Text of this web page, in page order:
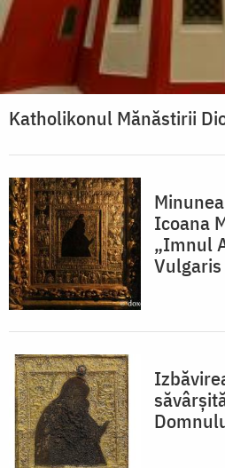
Katholikonul Mănăstirii
Icoana
„Imnul
Vulgaris